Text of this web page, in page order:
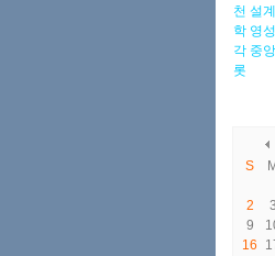
천 설
학 영성
각 중
롯
S
M
2
3
9
16